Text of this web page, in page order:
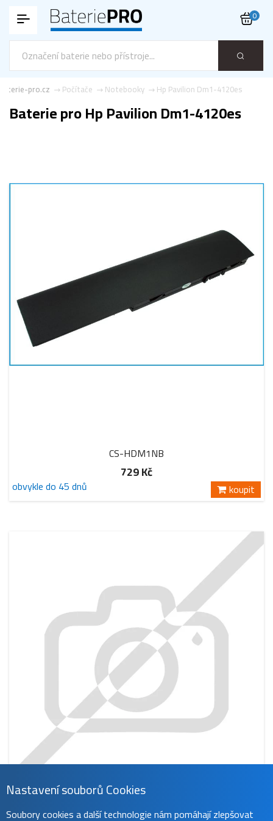
0
Hp Pavilion Dm1-4120es
Notebooky
Počítače
pro.cz
Baterie pro Hp Pavilion Dm1-4120es
CS-HDM1NB
729 Kč
obvykle do 45 dnů koupit
Nastavení souborů Cookies
Soubory cookies a další technologie nám pomáhají zlepšovat